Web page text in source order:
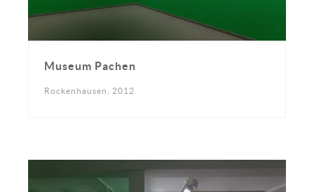
Museum Pachen
Rockenhausen, 2012